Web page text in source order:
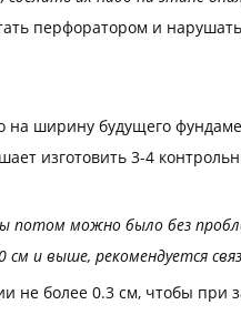
перфоратором и
ширину будущего
изготовить 3-4
можно было без
и выше, рекомендуется
более 0.3 см, чтобы при